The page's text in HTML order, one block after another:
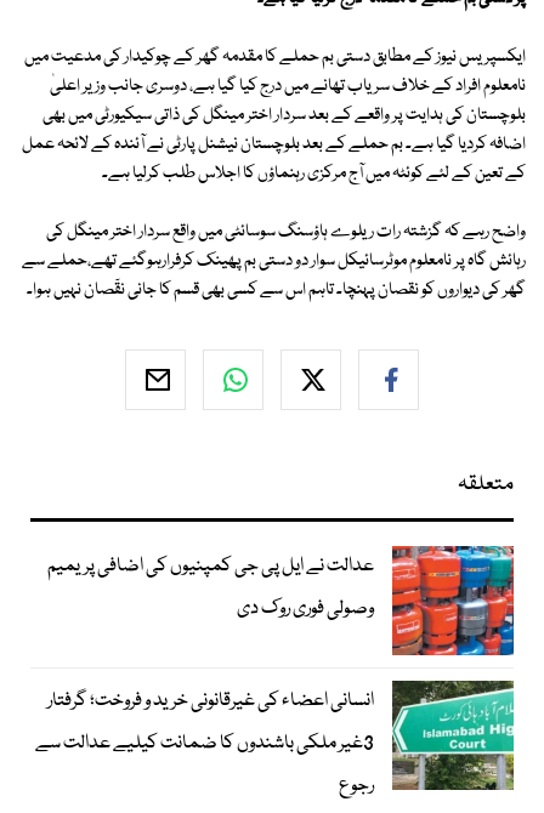
ایکسپریس نیوز کے مطابق دستی بم حملے کا مقدمہ گھر کے چوکیدار کی مدعیت میں
نامعلوم افراد کے خلاف سریاب تھانے میں درج کیا گیا ہے، دوسری جانب وزیر اعلیٰ
بلوچستان کی ہدایت پر واقعے کے بعد سردار اختر مینگل کی ذاتی سیکیورٹی میں بھی
اضافہ کردیا گیا ہے۔ بم حملے کے بعد بلوچستان نیشنل پارٹی نے آئندہ کے لائحہ عمل
کے تعین کے لئے کوئٹہ میں آج مرکزی رہنماؤں کا اجلاس طلب کرلیا ہے۔
واضح رہے کہ گزشتہ رات ریلوے ہاؤسنگ سوسائٹی میں واقع سردار اختر مینگل کی
رہائش گاہ پر نامعلوم موٹرسائیکل سوار دو دستی بم پھینک کرفرارہوگئے تھے،حملے سے
گھر کی دیواروں کو نقصان پہنچا۔ تاہم اس سے کسی بھی قسم کا جانی نقٓصان نہیں ہوا۔
متعلقہ
عدالت نے ایل پی جی کمپنیوں کی اضافی پریمیم
وصولی فوری روک دی
انسانی اعضاء کی غیرقانونی خرید و فروخت؛ گرفتار
3غیر ملکی باشندوں کا ضمانت کیلیے عدالت سے
رجوع